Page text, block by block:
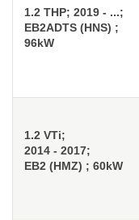
1.2 THP; 2019 - ...;
EB2ADTS (HNS) ;
96kW
1.2 VTi;
2014 - 2017;
EB2 (HMZ) ; 60kW